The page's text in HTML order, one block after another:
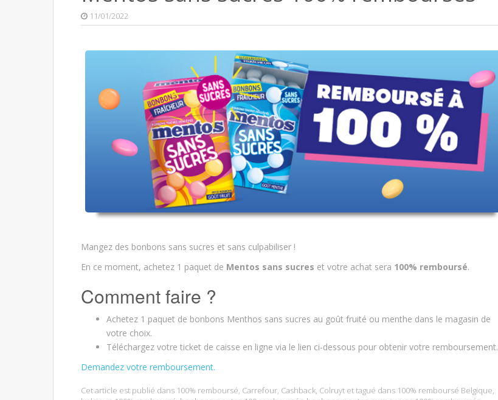
11/01/2022
Mangez des bonbons sans sucres et sans culpabiliser !
En ce moment, achetez 1 paquet de Mentos sans sucres et votre achat sera 100% remboursé.
Comment faire ?
Achetez 1 paquet de bonbons Menthos sans sucres au goût fruité ou menthe dans le magasin de
votre choix.
Téléchargez votre ticket de caisse en ligne via le lien ci-dessous pour obtenir votre remboursement.
Demandez votre remboursement.
Cet article est publié dans 100% remboursé, Carrefour, Cashback, Colruyt et tagué dans 100% remboursé Belgique,